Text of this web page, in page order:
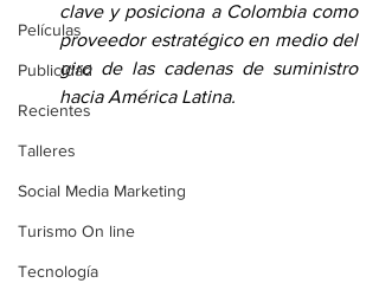
Películas
Publicidad
Recientes
Talleres
Social Media Marketing
Turismo On line
Tecnología
clave y posiciona a Colombia como
proveedor estratégico en medio del
giro de las cadenas de suministro
hacia América Latina.